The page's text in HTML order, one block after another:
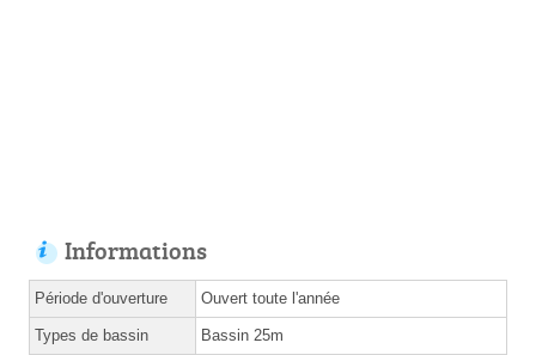
Informations
Période d'ouverture Ouvert toute l'année
Types de bassin Bassin 25m